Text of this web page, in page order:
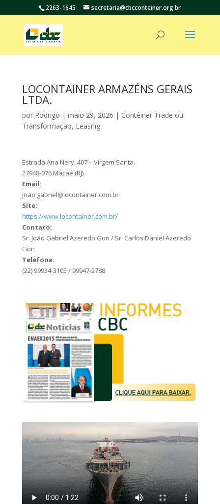
2263-1645 secretaria@cbcconteiner.org.br
LOCONTAINER ARMAZÉNS GERAIS
LTDA.
por Rodrigo | maio 29, 2026 | Contêiner Trade ou
Transformação, Leasing
Estrada Ana Nery, 407 – Virgem Santa.
27948-076 Macaé (RJ)
Email:
joao.gabriel@locontainer.com.br
Site:
https://www.locontainer.com.br/
Contato:
Sr. João Gabriel Azeredo Gon / Sr. Carlos Daniel Azeredo
Gon
Telefone:
(22) 99934-3105 / 99947-2788